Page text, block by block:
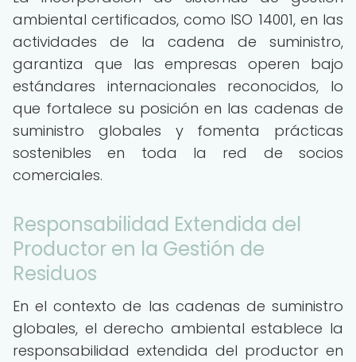
ambiental certificados, como ISO 14001, en las
actividades de la cadena de suministro,
garantiza que las empresas operen bajo
estándares internacionales reconocidos, lo
que fortalece su posición en las cadenas de
suministro globales y fomenta prácticas
sostenibles en toda la red de socios
comerciales.
Responsabilidad Extendida del
Productor en la Gestión de
Residuos
En el contexto de las cadenas de suministro
globales, el derecho ambiental establece la
responsabilidad extendida del productor en